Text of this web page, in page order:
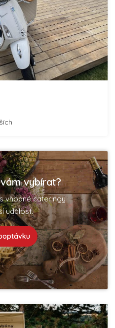
vybírat?
vhodné cateringy
událost.